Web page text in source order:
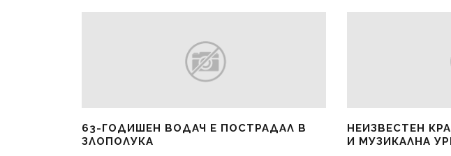
63-ГОДИШЕН ВОДАЧ Е ПОСТРАДАЛ В
ЗЛОПОЛУКА
НЕИЗВЕСТЕН
И МУЗИКАЛНА